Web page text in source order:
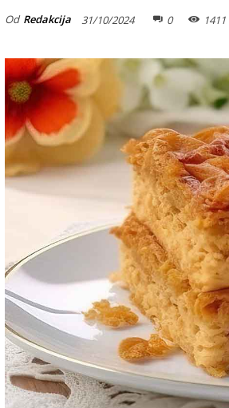
Od Redakcija 31/10/2024 0 1411